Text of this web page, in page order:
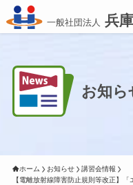
一般社団法人 兵
お知ら
ホーム お知らせ
講習会情報
【電離放射線障害防止規則等改正】